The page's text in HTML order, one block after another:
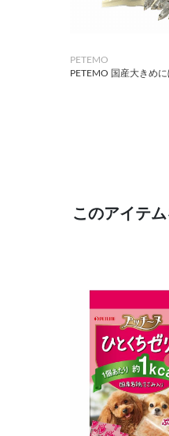
PETEMO
PETEMO 国産大きめ
このアイテ